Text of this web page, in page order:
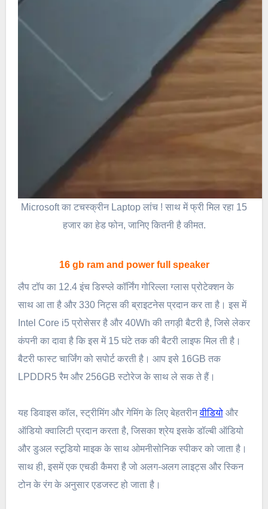
Microsoft का टचस्क्रीन Laptop लांच ! साथ में फ्री मिल रहा 15
हजार का हेड फोन, जानिए कितनी है कीमत.
16 gb ram and power full speaker
लैप टॉप का 12.4 इंच डिस्प्ले कॉर्निंग गोरिल्ला ग्लास प्रोटेक्शन के
साथ आ ता है और 330 निट्स की ब्राइटनेस प्रदान कर ता है। इस में
Intel Core i5 प्रोसेसर है और 40Wh की तगड़ी बैटरी है, जिसे लेकर
कंपनी का दावा है कि इस में 15 घंटे तक की बैटरी लाइफ मिल ती है।
बैटरी फास्ट चार्जिंग को सपोर्ट करती है। आप इसे 16GB तक
LPDDR5 रैम और 256GB स्टोरेज के साथ ले सक ते हैं।
यह डिवाइस कॉल, स्ट्रीमिंग और गेमिंग के लिए बेहतरीनवीडियोऔर
ऑडियो क्वालिटी प्रदान करता है, जिसका श्रेय इसके डॉल्बी ऑडियो
और डुअल स्टूडियो माइक के साथ ओमनीसोनिक स्पीकर को जाता है।
साथ ही, इसमें एक एचडी कैमरा है जो अलग-अलग लाइट्स और स्किन
टोन के रंग के अनुसार एडजस्ट हो जाता है।